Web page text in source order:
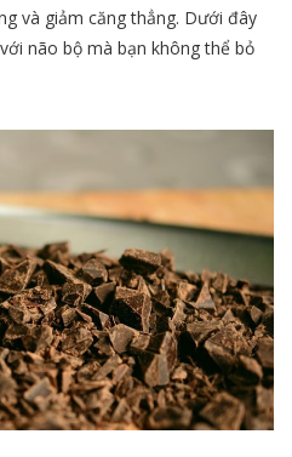
và giảm căng thẳng. Dưới đây
não bộ mà bạn không thể bỏ